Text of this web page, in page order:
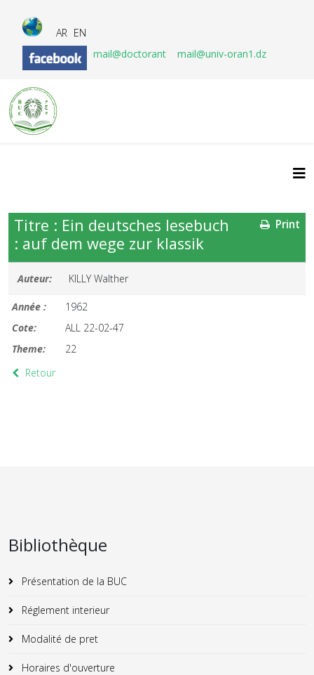
AR EN
mail@doctorant
mail@univ-oran1.dz
Print
Titre : Ein deutsches lesebuch
: auf dem wege zur klassik
Auteur: KILLY Walther
Année :
1962
Cote:
ALL 22-02-47
Theme:
22
Retour
Bibliothèque
Présentation de la BUC
Réglement interieur
Modalité de pret
Horaires d'ouverture